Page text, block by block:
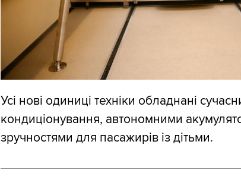
Усі нові одиниці техніки обладнані
кондиціонування, автономними
зручностями для пасажирів із дітьми.